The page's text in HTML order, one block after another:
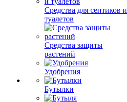
Средства для септиков и
туалетов
Средства защиты
растений
Удобрения
Бутылки